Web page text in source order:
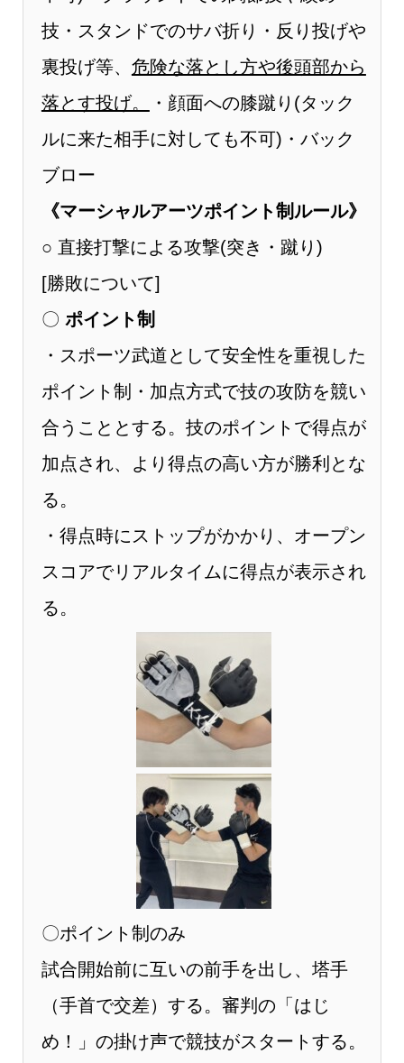
技・スタンドでのサバ折り・反り投げや
裏投げ等、 危険な落とし方や後頭部から
落とす投げ。
・顔面への膝蹴り(タック
ルに来た相手に対しても不可)・バック
ブロー
《マーシャルアーツポイント制ルール》
○ 直接打撃による攻撃(突き・蹴り)
[勝敗について]
〇 ポイント制
・スポーツ武道として安全性を重視した
ポイント制・加点方式で技の攻防を競い
合うこととする。技のポイントで得点が
加点され、より得点の高い方が勝利とな
る。
・得点時にストップがかかり、オープン
スコアでリアルタイムに得点が表示され
る。
〇ポイント制のみ
試合開始前に互いの前手を出し、塔手
（手首で交差）する。審判の「はじ
め！」の掛け声で競技がスタートする。